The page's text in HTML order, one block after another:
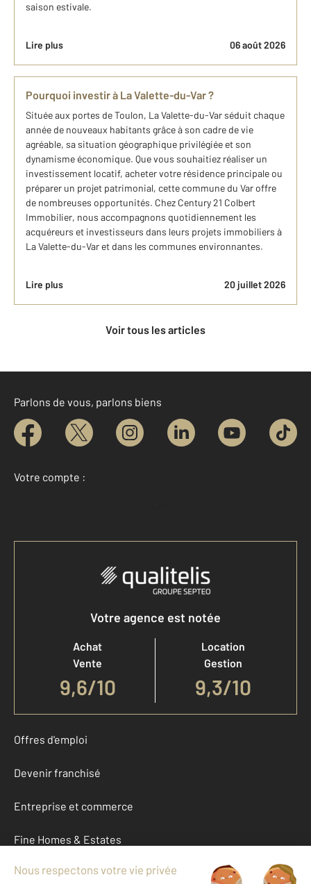
saison estivale.
Lire plus 06 août 2026
Pourquoi investir à La Valette-du-Var ?
Située aux portes de Toulon, La Valette-du-Var séduit chaque
année de nouveaux habitants grâce à son cadre de vie
agréable, sa situation géographique privilégiée et son
dynamisme économique. Que vous souhaitiez réaliser un
investissement locatif, acheter votre résidence principale ou
préparer un projet patrimonial, cette commune du Var offre
de nombreuses opportunités. Chez Century 21 Colbert
Immobilier, nous accompagnons quotidiennement les
acquéreurs et investisseurs dans leurs projets immobiliers à
La Valette-du-Var et dans les communes environnantes.
Lire plus 20 juillet 2026
Voir tous les articles
Parlons de vous, parlons biens
Votre compte :
Accéder à mon compte
Votre agence est notée
Achat
Vente
9,6/10
Location
Gestion
9,3/10
Offres d'emploi
Devenir franchisé
Entreprise et commerce
Fine Homes & Estates
À propos